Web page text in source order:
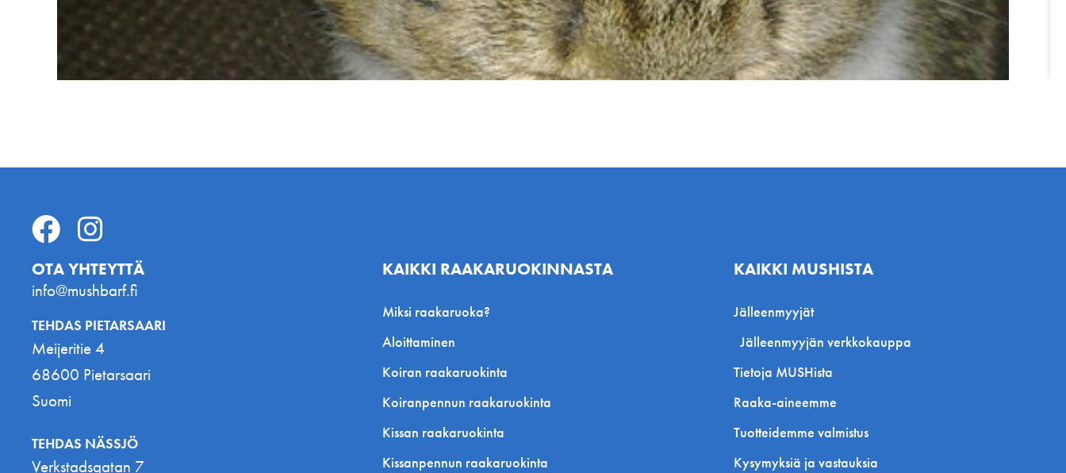
OTA YHTEYTTÄ
info@mushbarf.fi
TEHDAS PIETARSAARI
Meijeritie 4
68600 Pietarsaari
Suomi
TEHDAS NÄSSJÖ
Verkstadsgatan 7
KAIKKI RAAKARUOKINNASTA
Miksi raakaruoka?
Aloittaminen
Koiran raakaruokinta
Koiranpennun raakaruokinta
Kissan raakaruokinta
Kissanpennun raakaruokinta
KAIKKI MUSHISTA
Jälleenmyyjät
Jälleenmyyjän verkkokauppa
Tietoja MUSHista
Raaka-aineemme
Tuotteidemme valmistus
Kysymyksiä ja vastauksia